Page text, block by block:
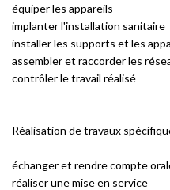
équiper les appareils
implanter l'installation sanitaire
installer les supports et les
assembler et raccorder les
contrôler le travail réalisé
Réalisation de travaux
échanger et rendre compte
réaliser une mise en service